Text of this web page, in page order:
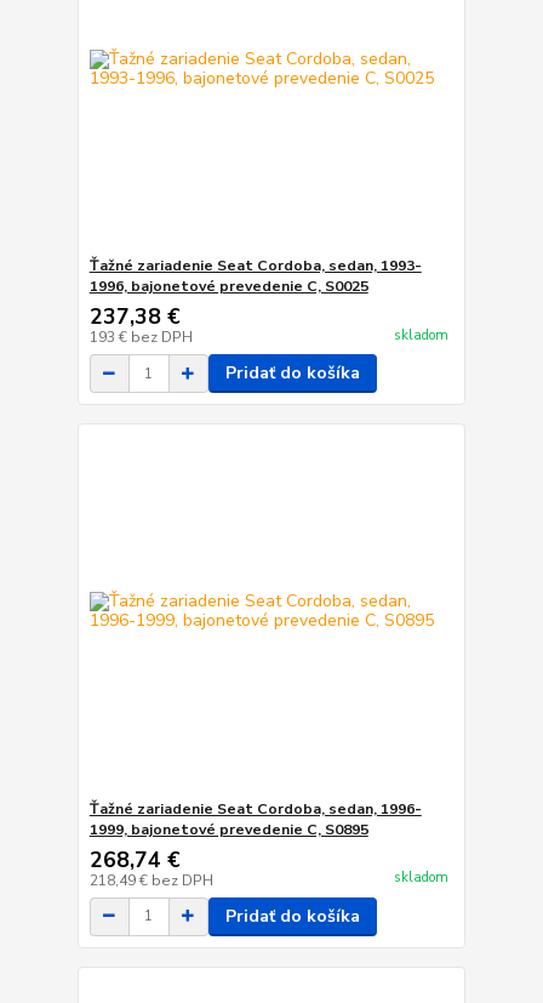
Ťažné zariadenie Seat Cordoba, sedan, 1993-
1996, bajonetové prevedenie C, S0025
237,38 €
193 € bez DPH skladom
Pridať do košíka
Ťažné zariadenie Seat Cordoba, sedan, 1996-
1999, bajonetové prevedenie C, S0895
268,74 €
218,49 € bez DPH skladom
Pridať do košíka